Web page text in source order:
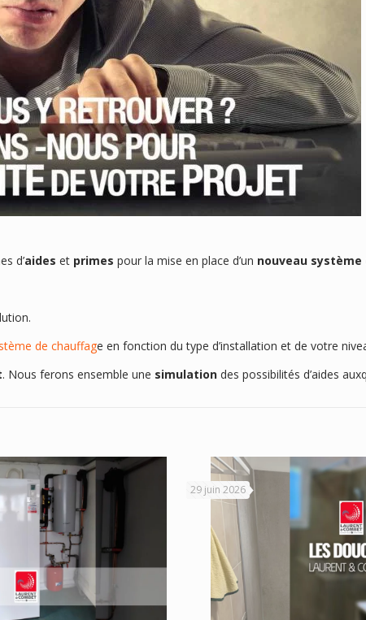
d’aides et primes pour la mise en place d’un nouveau
de chauffage en fonction du type d’installation et de votre
. Nous ferons ensemble une simulation des possibilités d’aides
29 juin 2026